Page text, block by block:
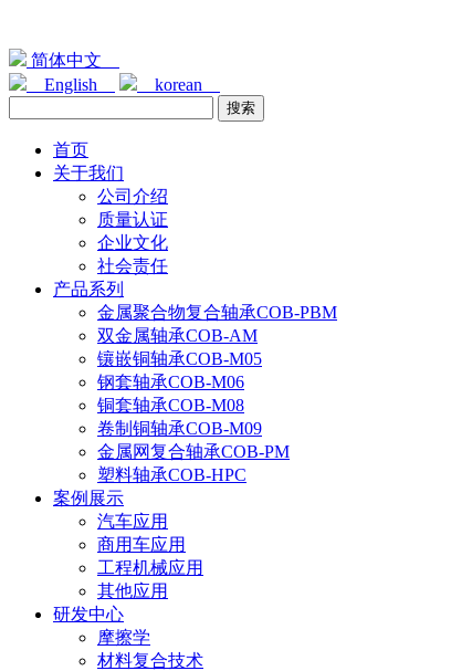
简体中文
English
korean
首页
关于我们
公司介绍
质量认证
企业文化
社会责任
产品系列
金属聚合物复合轴承COB-PBM
双金属轴承COB-AM
镶嵌铜轴承COB-M05
钢套轴承COB-M06
铜套轴承COB-M08
卷制铜轴承COB-M09
金属网复合轴承COB-PM
塑料轴承COB-HPC
案例展示
汽车应用
商用车应用
工程机械应用
其他应用
研发中心
摩擦学
材料复合技术